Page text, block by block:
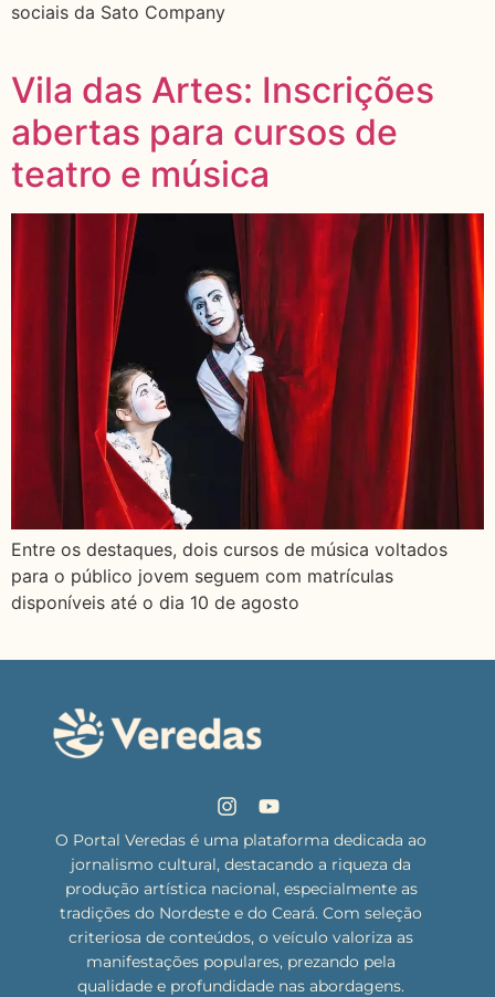
sociais da Sato Company
Vila das Artes: Inscrições
abertas para cursos de
teatro e música
Entre os destaques, dois cursos de música voltados
para o público jovem seguem com matrículas
disponíveis até o dia 10 de agosto
O Portal Veredas é uma plataforma dedicada ao
jornalismo cultural, destacando a riqueza da
produção artística nacional, especialmente as
tradições do Nordeste e do Ceará. Com seleção
criteriosa de conteúdos, o veículo valoriza as
manifestações populares, prezando pela
qualidade e profundidade nas abordagens.